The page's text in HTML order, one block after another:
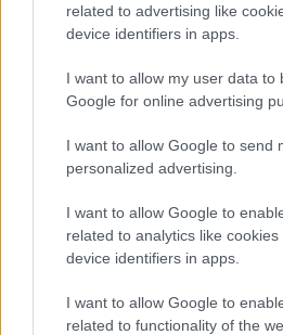
related to advertising like
device identifiers in apps.
I want to allow my user data to
Google for online advertising
I want to allow Google to send
personalized advertising.
I want to allow Google to
related to analytics like
device identifiers in apps.
I want to allow Google to
related to functionality of the
Copenhagen Fashion Week
rivoluzionando la moda
LIFESTYLE